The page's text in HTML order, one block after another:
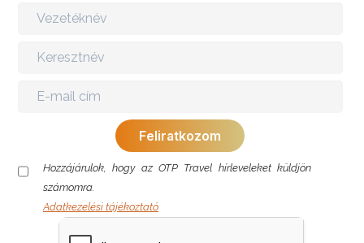
Hozzájárulok, hogy az OTP Travel hírleveleket küldjön
számomra.
Adatkezelési tájékoztató